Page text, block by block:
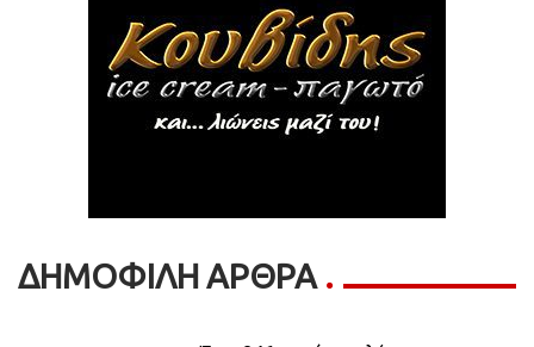
ΔΗΜΟΦΙΛΗ ΑΡΘΡΑ